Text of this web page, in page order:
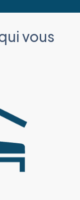
vous